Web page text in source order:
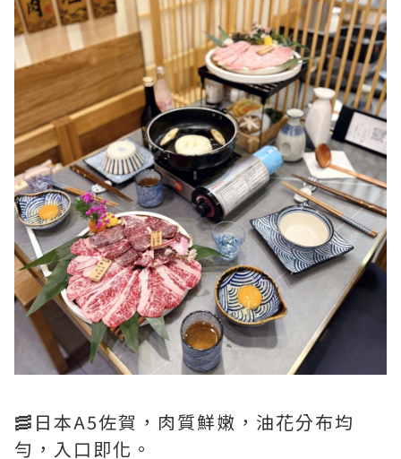
🥓日本A5佐賀，肉質鮮嫩，油花分布均
勻，入口即化。